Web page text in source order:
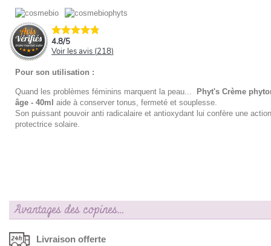
4.8/5
Voir les avis (218)
Pour son utilisation :
Quand les problèmes féminins marquent la peau... Phyt's Crème
âge - 40ml aide à conserver tonus, fermeté et souplesse.
Son puissant pouvoir anti radicalaire et antioxydant lui confère une
protectrice solaire.
Avantages des copines…
Livraison offerte